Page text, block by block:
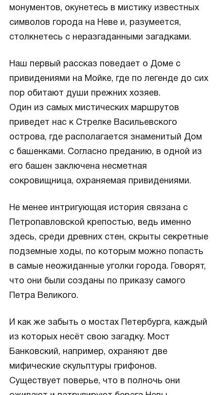
монументов, окунетесь в мистику известных
символов города на Неве и, разумеется,
столкнетесь с неразгаданными загадками.
Наш первый рассказ поведает о Доме с
привидениями на Мойке, где по легенде до сих
пор обитают души прежних хозяев.
Один из самых мистических маршрутов
приведет нас к Стрелке Васильевского
острова, где располагается знаменитый Дом
с башенками. Согласно преданию, в одной из
его башен заключена несметная
сокровищница, охраняемая привидениями.
Не менее интригующая история связана с
Петропавловской крепостью, ведь именно
здесь, среди древних стен, скрыты секретные
подземные ходы, по которым можно попасть
в самые неожиданные уголки города. Говорят,
что они были созданы по приказу самого
Петра Великого.
И как же забыть о мостах Петербурга, каждый
из которых несёт свою загадку. Мост
Банковский, например, охраняют две
мифические скульптуры грифонов.
Существует поверье, что в полночь они